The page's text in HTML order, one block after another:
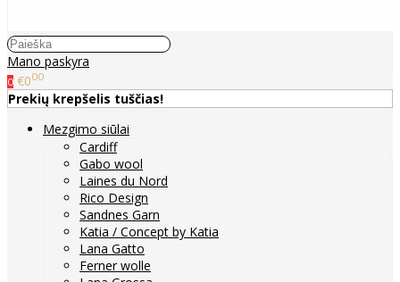
Mano paskyra
0 €000
Prekių krepšelis tuščias!
Mezgimo siūlai
Cardiff
Gabo wool
Laines du Nord
Rico Design
Sandnes Garn
Katia / Concept by Katia
Lana Gatto
Ferner wolle